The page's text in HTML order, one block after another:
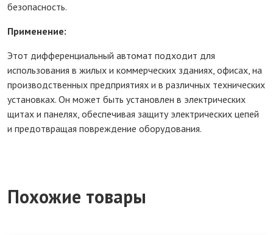
безопасность.
Применение:
Этот дифференциальный автомат подходит для
использования в жилых и коммерческих зданиях, офисах, на
производственных предприятиях и в различных технических
установках. Он может быть установлен в электрических
щитах и панелях, обеспечивая защиту электрических цепей
и предотвращая повреждение оборудования.
Похожие товары